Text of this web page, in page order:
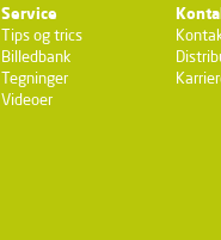
Service
Tips og trics
Billedbank
Tegninger
Videoer